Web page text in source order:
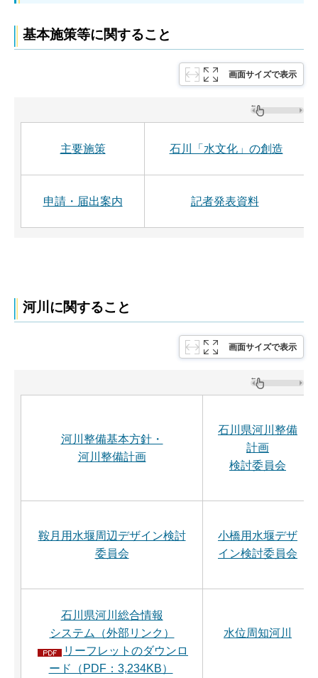
基本施策等に関すること
画面サイズで表示
主要施策 石川「水文化」の創造
申請・届出案内 記者発表資料
河川に関すること
画面サイズで表示
河川整備基本方針・
河川整備計画
石川県河川整備
計画
検討委員会
鞍月用水堰周辺デザイン検討
委員会
小橋用水堰デザ
イン検討委員会
石川県河川総合情報
システム（外部リンク）
リーフレットのダウンロ
ード（PDF：3,234KB）
水位周知河川